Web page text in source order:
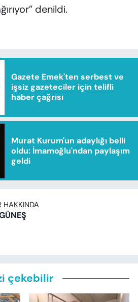
denildi.
Gazete Emek'ten serbest ve
işsiz gazeteciler için telifli
haber çağrısı
Murat Kurum'un adaylığı belli
oldu: İmamoğlu'ndan paylaşım
geldi
HAKKINDA
çekebilir